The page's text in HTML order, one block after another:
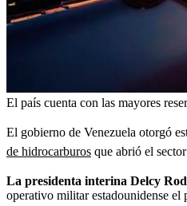
El país cuenta con las mayores
El gobierno de Venezuela otorgó
de hidrocarburos que abrió el
La presidenta interina Delcy
operativo militar estadounidense el